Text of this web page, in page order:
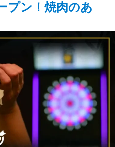
プン！焼肉のあ